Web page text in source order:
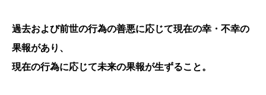
過去および前世の行為の善悪に応じて現在の幸・不幸の
果報があり、
現在の行為に応じて未来の果報が生ずること。